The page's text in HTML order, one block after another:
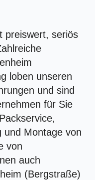
preiswert, seriös
loben unseren
und sind
für Sie
und Montage von
von
auch
(Bergstraße)